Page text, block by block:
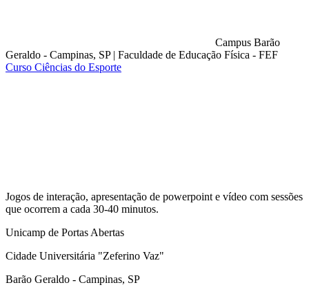
Campus Barão
Geraldo - Campinas, SP | Faculdade de Educação Física - FEF
Curso Ciências do Esporte
Jogos de interação, apresentação de powerpoint e vídeo com sessões
que ocorrem a cada 30-40 minutos.
Unicamp de Portas Abertas
Cidade Universitária "Zeferino Vaz"
Barão Geraldo - Campinas, SP